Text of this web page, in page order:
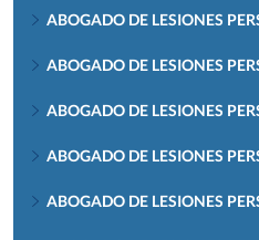
ABOGADO DE LESIONES
ABOGADO DE LESIONES
ABOGADO DE LESIONES
ABOGADO DE LESIONES
ABOGADO DE LESIONES